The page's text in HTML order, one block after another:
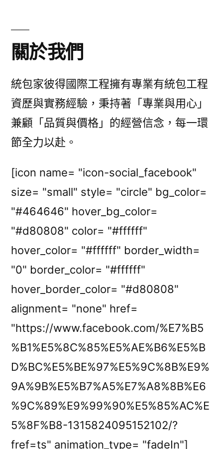
關於我們
統包家彼得國際工程擁有專業有統包工程
資歷與實務經驗，秉持著「專業與用心」
兼顧「品質與價格」的經營信念，每一環
節全力以赴。
[icon name= "icon-social_facebook"
size= "small" style= "circle" bg_color=
"#464646" hover_bg_color=
"#d80808" color= "#ffffff"
hover_color= "#ffffff" border_width=
"0" border_color= "#ffffff"
hover_border_color= "#d80808"
alignment= "none" href=
"https://www.facebook.com/%E7%B5
%B1%E5%8C%85%E5%AE%B6%E5%B
D%BC%E5%BE%97%E5%9C%8B%E9%
9A%9B%E5%B7%A5%E7%A8%8B%E6
%9C%89%E9%99%90%E5%85%AC%E
5%8F%B8-1315824095152102/?
fref=ts" animation_type= "fadeIn"]